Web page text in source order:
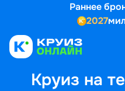
Раннее
2027
Круиз на